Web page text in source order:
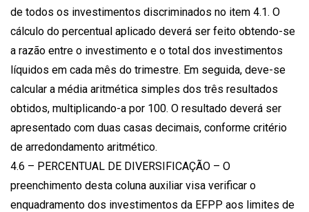
de todos os investimentos discriminados no item 4.1. O
cálculo do percentual aplicado deverá ser feito obtendo-se
a razão entre o investimento e o total dos investimentos
líquidos em cada mês do trimestre. Em seguida, deve-se
calcular a média aritmética simples dos três resultados
obtidos, multiplicando-a por 100. O resultado deverá ser
apresentado com duas casas decimais, conforme critério
de arredondamento aritmético.
4.6 – PERCENTUAL DE DIVERSIFICAÇÃO – O
preenchimento desta coluna auxiliar visa verificar o
enquadramento dos investimentos da EFPP aos limites de